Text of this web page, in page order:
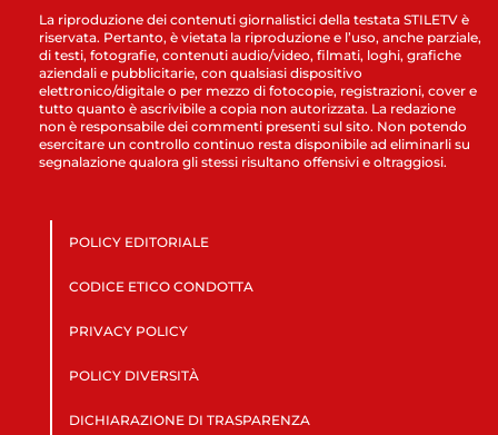
La riproduzione dei contenuti giornalistici della testata STILETV è
riservata. Pertanto, è vietata la riproduzione e l’uso, anche parziale,
di testi, fotografie, contenuti audio/video, filmati, loghi, grafiche
aziendali e pubblicitarie, con qualsiasi dispositivo
elettronico/digitale o per mezzo di fotocopie, registrazioni, cover e
tutto quanto è ascrivibile a copia non autorizzata. La redazione
non è responsabile dei commenti presenti sul sito. Non potendo
esercitare un controllo continuo resta disponibile ad eliminarli su
segnalazione qualora gli stessi risultano offensivi e oltraggiosi.
POLICY EDITORIALE
CODICE ETICO CONDOTTA
PRIVACY POLICY
POLICY DIVERSITÀ
DICHIARAZIONE DI TRASPARENZA